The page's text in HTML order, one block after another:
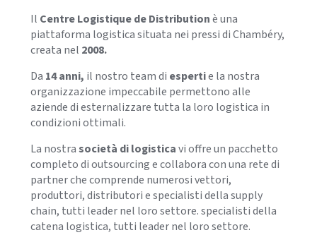
Il Centre Logistique de Distributionè una
piattaforma logistica situata nei pressi di Chambéry,
creata nel 2008.
Da 14 anni, il nostro team di espertie la nostra
organizzazione impeccabile permettono alle
aziende di esternalizzare tutta la loro logistica in
condizioni ottimali.
La nostrasocietà di logisticavi offre un pacchetto
completo di outsourcing e collabora con una rete di
partner che comprende numerosi vettori,
produttori, distributori e specialisti della supply
chain, tutti leader nel loro settore. specialisti della
catena logistica, tutti leader nel loro settore.